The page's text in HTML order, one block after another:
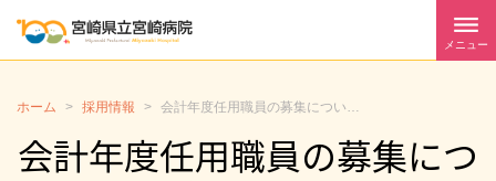
メニュー
ホーム > 採用情報 > 会計年度任用職員の募集について（管理栄養士）
会計年度任用職員の募集につ